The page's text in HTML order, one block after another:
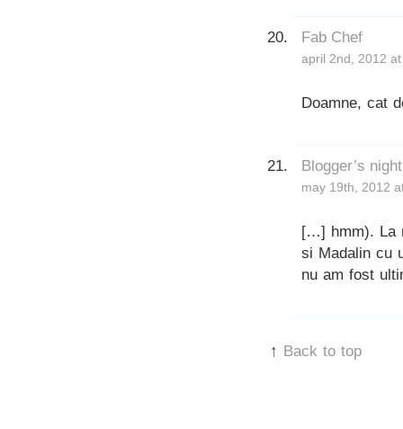
Fab Chef
april 2nd, 2012
Doamne, cat
Blogger’s
may 19th, 2012
[…] hmm). La
si Madalin cu
nu am fost
↑ Back to top